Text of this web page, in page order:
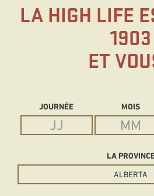
LA HIGH LIFE
1903
ET
Date of Birth
JOURNÉE MOIS
LA